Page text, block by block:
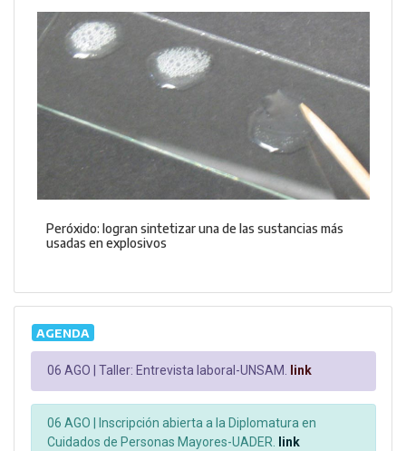
Peróxido: logran sintetizar una de las sustancias más
usadas en explosivos
AGENDA
06 AGO | Taller: Entrevista laboral-UNSAM. link
06 AGO |
Inscripción abierta a la Diplomatura en
Cuidados de Personas Mayores-UADER. link